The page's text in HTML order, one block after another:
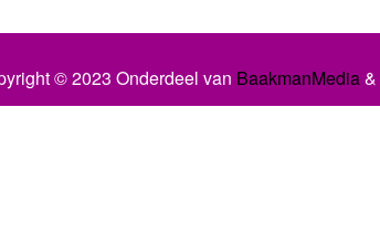
© 2023 Onderdeel van BaakmanMedia&